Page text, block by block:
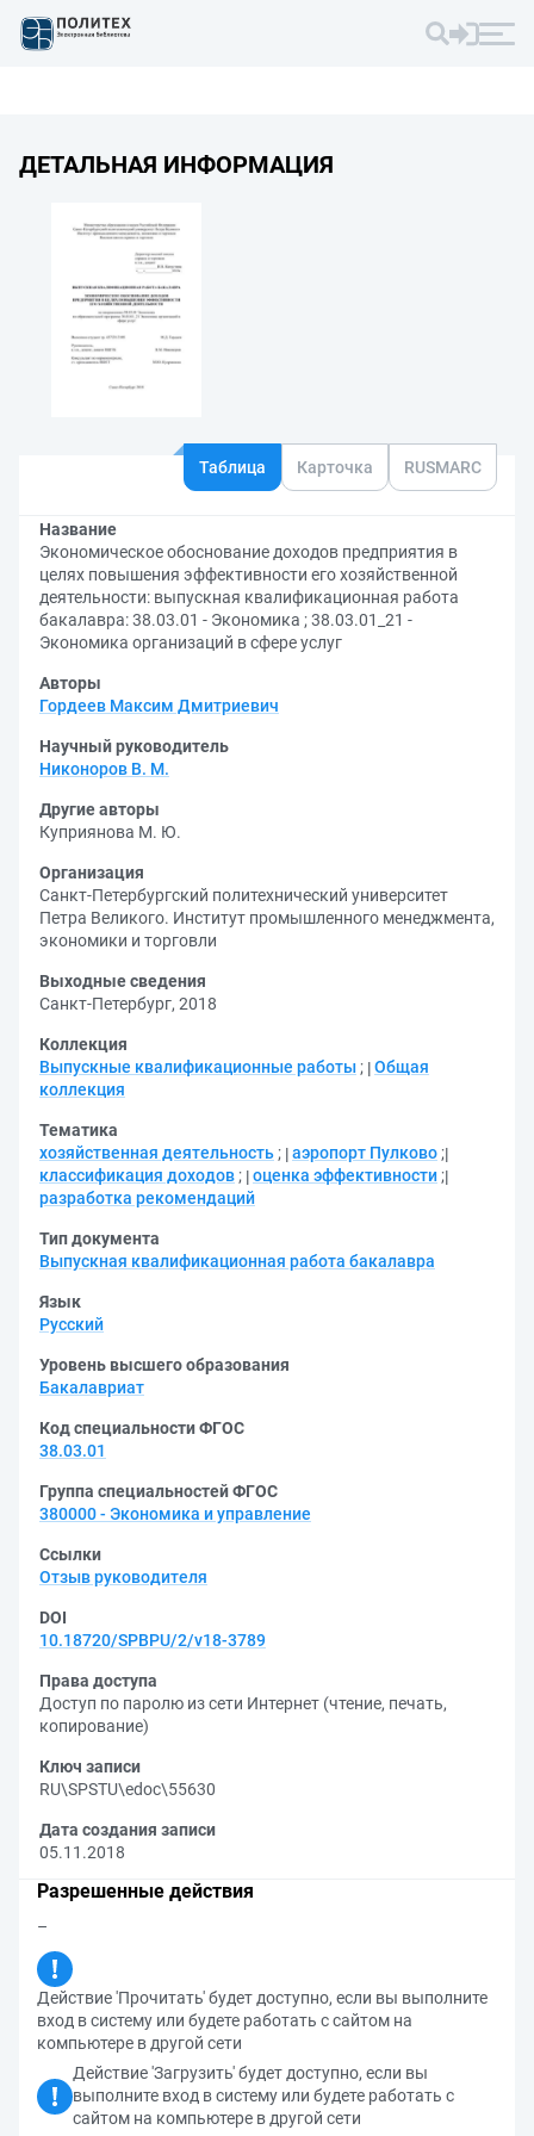
ДЕТАЛЬНАЯ ИНФОРМАЦИЯ
Таблица Карточка RUSMARC
Название
Экономическое обоснование доходов предприятия в
целях повышения эффективности его хозяйственной
деятельности: выпускная квалификационная работа
бакалавра: 38.03.01 - Экономика ; 38.03.01_21 -
Экономика организаций в сфере услуг
Авторы
Гордеев Максим Дмитриевич
Научный руководитель
Никоноров В. М.
Другие авторы
Куприянова М. Ю.
Организация
Санкт-Петербургский политехнический университет
Петра Великого. Институт промышленного менеджмента,
экономики и торговли
Выходные сведения
Санкт-Петербург, 2018
Коллекция
Выпускные квалификационные работы ; Общая
коллекция
Тематика
хозяйственная деятельность ; аэропорт Пулково ;
классификация доходов ; оценка эффективности ;
разработка рекомендаций
Тип документа
Выпускная квалификационная работа бакалавра
Язык
Русский
Уровень высшего образования
Бакалавриат
Код специальности ФГОС
38.03.01
Группа специальностей ФГОС
380000 - Экономика и управление
Ссылки
Отзыв руководителя
DOI
10.18720/SPBPU/2/v18-3789
Права доступа
Доступ по паролю из сети Интернет (чтение, печать,
копирование)
Ключ записи
RU\SPSTU\edoc\55630
Дата создания записи
05.11.2018
Разрешенные действия
–
Действие 'Прочитать' будет доступно, если вы выполните
вход в систему или будете работать с сайтом на
компьютере в другой сети
Действие 'Загрузить' будет доступно, если вы
выполните вход в систему или будете работать с
сайтом на компьютере в другой сети